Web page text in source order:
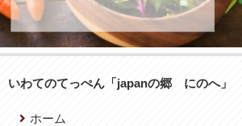
いわてのてっぺん「japanの郷 にのへ」
ホーム